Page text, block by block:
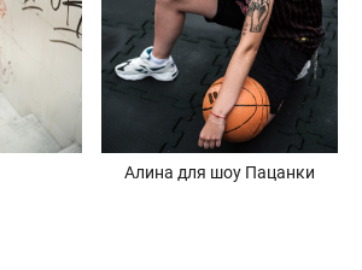
Алина для шоу Пацанки